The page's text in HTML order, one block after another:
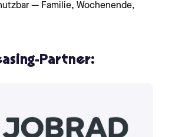
— Familie, Wochenende,
Partner: